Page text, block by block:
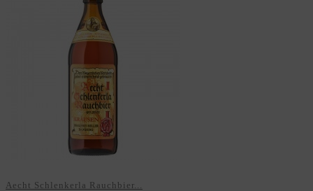
Aecht Schlenkerla Rauchbier...